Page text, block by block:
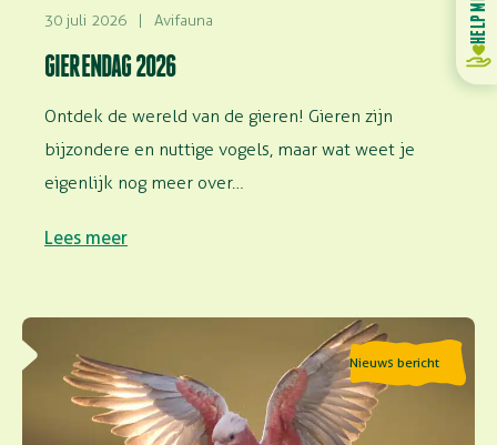
30 juli 2026 | Avifauna
GIERENDAG 2026
Ontdek de wereld van de gieren! Gieren zijn
bijzondere en nuttige vogels, maar wat weet je
eigenlijk nog meer over…
Lees meer
Nieuws bericht
Lees meer over Vinden vogels het leuk om te vliegen?